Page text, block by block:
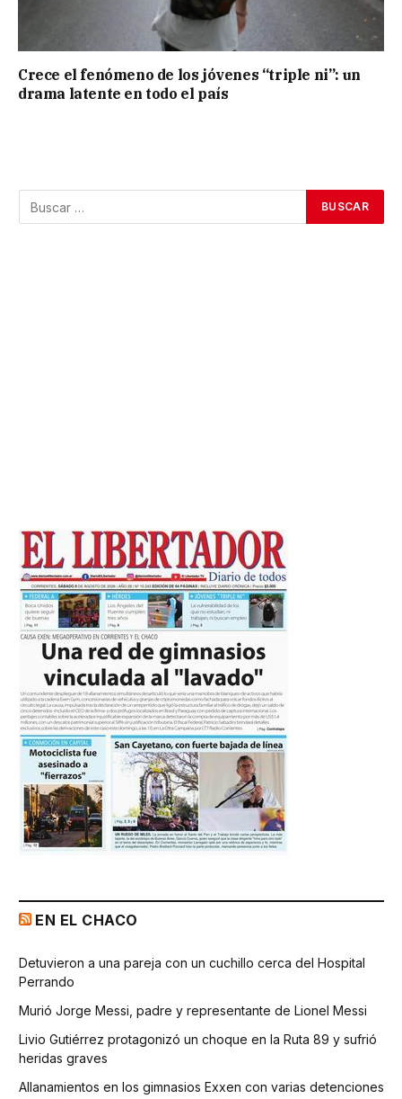
Crece el fenómeno de los jóvenes “triple ni”: un
drama latente en todo el país
EN EL CHACO
Detuvieron a una pareja con un cuchillo cerca del Hospital
Perrando
Murió Jorge Messi, padre y representante de Lionel Messi
Livio Gutiérrez protagonizó un choque en la Ruta 89 y sufrió
heridas graves
Allanamientos en los gimnasios Exxen con varias detenciones